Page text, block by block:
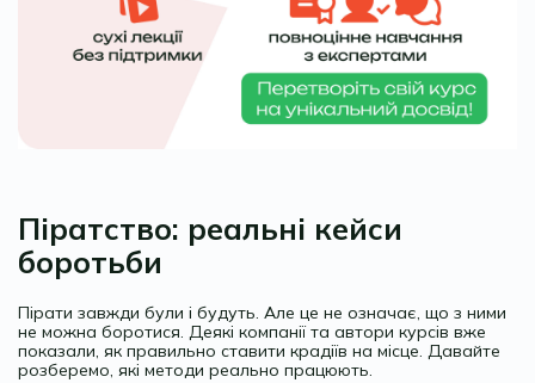
Піратство: реальні кейси
боротьби
Пірати завжди були і будуть. Але це не означає, що з ними
не можна боротися. Деякі компанії та автори курсів вже
показали, як правильно ставити крадіїв на місце. Давайте
розберемо, які методи реально працюють.